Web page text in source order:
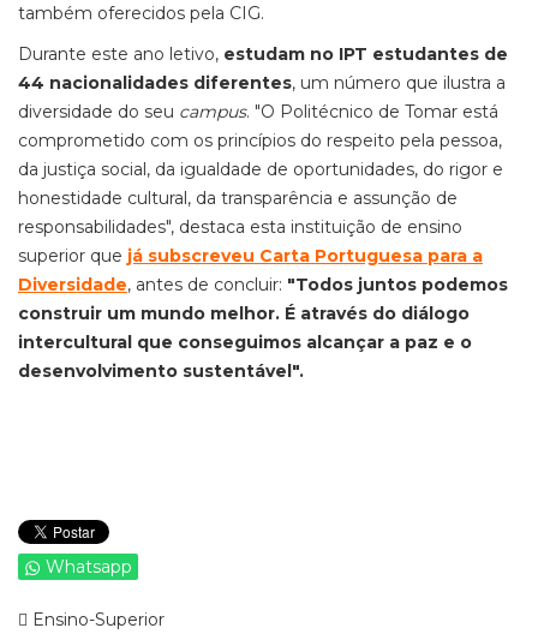
também oferecidos pela CIG.
Durante este ano letivo, estudam no IPT estudantes de
44 nacionalidades diferentes, um número que ilustra a
diversidade do seu campus. "O Politécnico de Tomar está
comprometido com os princípios do respeito pela pessoa,
da justiça social, da igualdade de oportunidades, do rigor e
honestidade cultural, da transparência e assunção de
responsabilidades", destaca esta instituição de ensino
superior que já subscreveu Carta Portuguesa para a
Diversidade, antes de concluir: "Todos juntos podemos
construir um mundo melhor. É através do diálogo
intercultural que conseguimos alcançar a paz e o
desenvolvimento sustentável".
Whatsapp
Ensino-Superior